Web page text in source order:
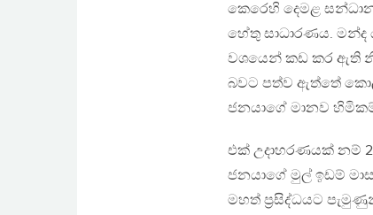
කෙරෙහි දෙමළ
හේතු සාධාරණය.
වශයෙන් කඩ කර ඇති
බවට පත්ව ඇත්තේ
ජනයාගේ මානව
එක් උදාහරණයක් නම්
ජනයාගේ මුල් ඉඩම්
මහත් ප්‍රසිද්ධයට